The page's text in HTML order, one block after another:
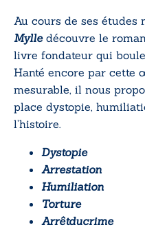
Au cours de ses études
Mylledécouvre le
livre fondateur qui
Hanté encore par cette
mesurable, il nous
place dystopie,
l’histoire.
Dystopie
Arrestation
Humiliation
Torture
Arrêtducrime